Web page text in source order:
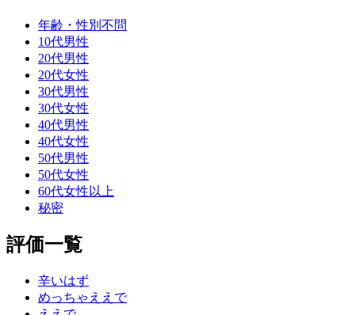
年齢・性別不問
10代男性
20代男性
20代女性
30代男性
30代女性
40代男性
40代女性
50代男性
50代女性
60代女性以上
秘密
評価一覧
辛いはず
めっちゃええで